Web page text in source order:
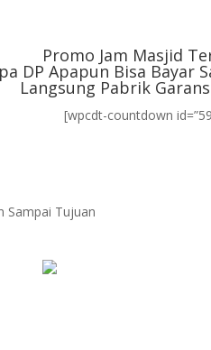
Promo Jam Masjid
DP Apapun Bisa Bayar
Langsung Pabrik
[wpcdt-countdown
Sampai Tujuan